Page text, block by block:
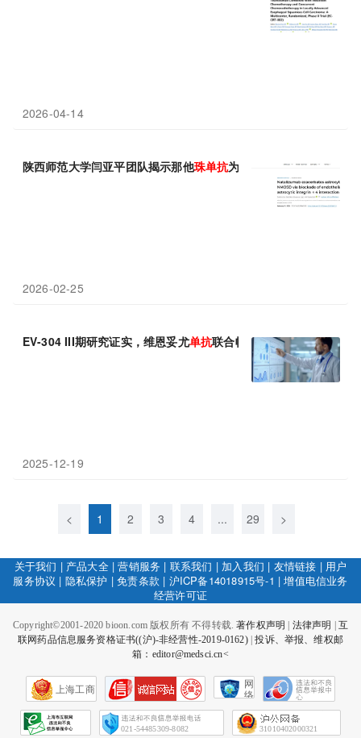
2026-04-14
陕西师范大学闫亚平团队揭示那他珠单抗为何“帮倒忙”，其阻断的
2026-02-25
EV-304 III期研究证实，维恩妥尤单抗联合帕博利珠单抗显著改善
2025-12-19
< 1 2 3 4 ... 29 >
关于我们 | 产品大全|营销服务 | 联系我们 | 加入我们 | 友情链接 | 用户
服务协议 | 隐私保护 |免责条款 | 沪ICP备14018915号-1 |增值电信业务
经营许可证
Copyright©2001-2020 bioon.com 版权所有 不得转载.著作权声明 法律声明
互
联网药品信息服务资格证书((沪)-非经营性-2019-0162)|投诉、举报、维权邮
箱：editor@medsci.cn<
上海工商
网
络
会
征
021-54485309-8082 31010402000321